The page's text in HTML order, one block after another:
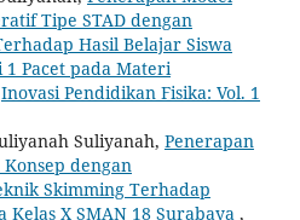
Tipe STAD dengan
Hasil ‎Belajar Siswa
1 Pacet pada Materi
Inovasi Pendidikan Fisika: Vol. 1
Suliyanah, Penerapan
dengan
Skimming Terhadap
Kelas X SMAN 18 Surabaya‎ ,